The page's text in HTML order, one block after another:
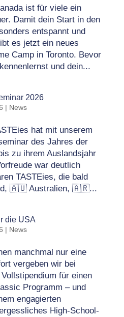
ist für viele ein
Damit dein Start in den
entspannt und
es jetzt ein neues
Camp in Toronto. Bevor
und dein...
2026
| News
hat mit unserem
des Jahres der
zu ihrem Auslandsjahr
war deutlich
TASTEies, die bald
🇦🇺 Australien, 🇦🇷...
die USA
| News
manchmal nur eine
vergeben wir bei
für einen
Programm – und
engagierten
High-School-